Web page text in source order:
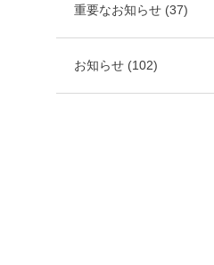
重要なお知らせ (37)
お知らせ (102)